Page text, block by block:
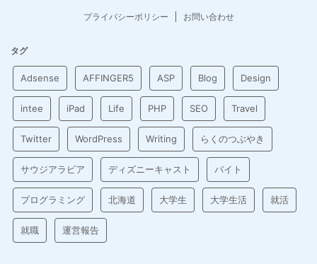
プライバシーポリシー お問い合わせ
タグ
Adsense AFFINGER5 ASP Blog Design
intee iPad Life PHP SEO Travel
Twitter WordPress Writing らくのつぶやき
サウジアラビア ディズニーキャスト バイト
プログラミング 北海道 大学生 大学生活 就活
就職 運営報告